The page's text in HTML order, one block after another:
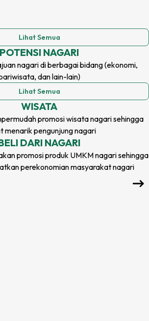
Lihat Semua
POTENSI NAGARI
nagaridi berbagai bidang (ekonomi,
dan lain-lain)
Lihat Semua
WISATA
promosi wisatanagarisehingga
menarik pengunjungnagari
DARINAGARI
promosi produk UMKMnagarisehingga
perekonomian masyarakatnagari